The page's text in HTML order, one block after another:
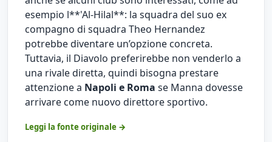
esempio l**'Al-Hilal**: la squadra del suo ex
compagno di squadra Theo Hernandez
potrebbe diventare un’opzione concreta.
Tuttavia, il Diavolo preferirebbe non venderlo a
una rivale diretta, quindi bisogna prestare
attenzione a Napoli e Roma se Manna dovesse
arrivare come nuovo direttore sportivo.
Leggi la fonte originale →